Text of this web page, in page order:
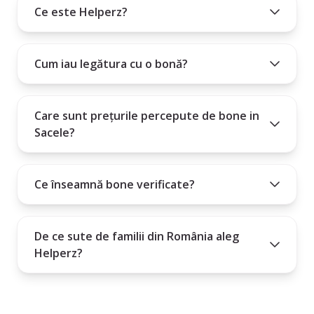
Ce este Helperz?
Cum iau legătura cu o bonă?
Care sunt prețurile percepute de bone in
Sacele?
Ce înseamnă bone verificate?
De ce sute de familii din România aleg
Helperz?